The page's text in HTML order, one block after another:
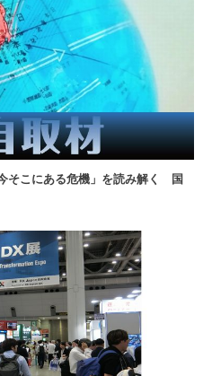
そこにある危機」を読み解く 国